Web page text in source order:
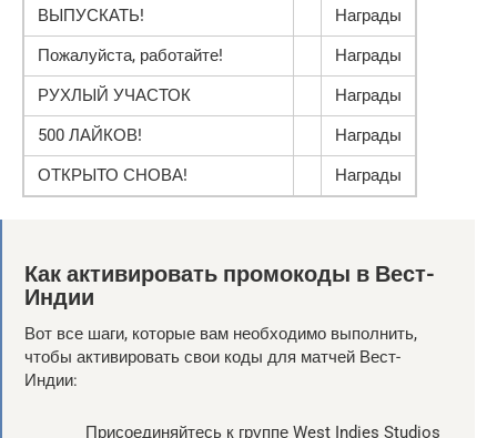
ВЫПУСКАТЬ!
Награды
Пожалуйста, работайте!
Награды
РУХЛЫЙ УЧАСТОК
Награды
500 ЛАЙКОВ!
Награды
ОТКРЫТО СНОВА!
Награды
Как активировать промокоды в Вест-
Индии
Вот все шаги, которые вам необходимо выполнить,
чтобы активировать свои коды для матчей Вест-
Индии:
Присоединяйтесь к группе West Indies Studios